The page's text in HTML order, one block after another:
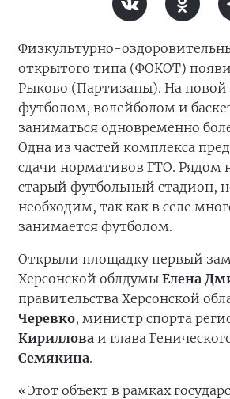
Физкультурно-
открытого типа (ФОКОТ)
Рыково (Партизаны). На новой
футболом, волейболом и
заниматься одновременно
Одна из частей комплекса
сдачи нормативов ГТО. Рядом
старый футбольный стадион,
необходим, так как в селе
занимается футболом.
Открыли площадку первый
Херсонской облдумы Елена
правительства Херсонской
Черевко, министр спорта
Кириллова и глава
Семякина.
«Этот объект в рамках